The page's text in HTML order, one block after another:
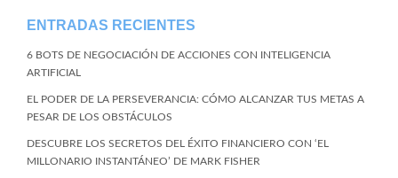
ENTRADAS RECIENTES
6 BOTS DE NEGOCIACIÓN DE ACCIONES CON INTELIGENCIA
ARTIFICIAL
EL PODER DE LA PERSEVERANCIA: CÓMO ALCANZAR TUS METAS A
PESAR DE LOS OBSTÁCULOS
DESCUBRE LOS SECRETOS DEL ÉXITO FINANCIERO CON ‘EL
MILLONARIO INSTANTÁNEO’ DE MARK FISHER